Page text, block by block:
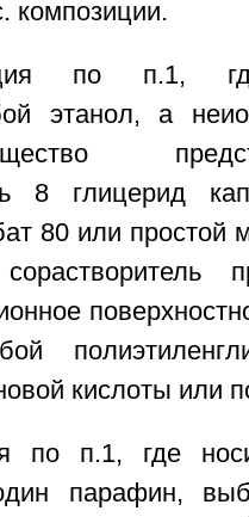
композиции.
по п.1, где
этанол, а
8 глицерид
80 или простой
кислоты или
по п.1, где
парафин,